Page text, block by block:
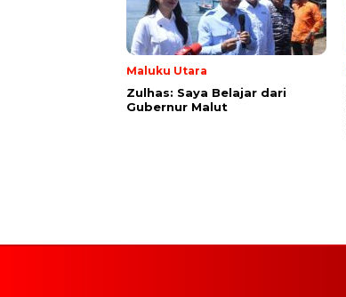
Maluku Utara
Zulhas: Saya Belajar dari
Gubernur Malut